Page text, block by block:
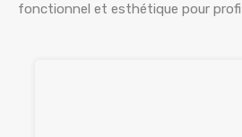
fonctionnel et esthétique pour